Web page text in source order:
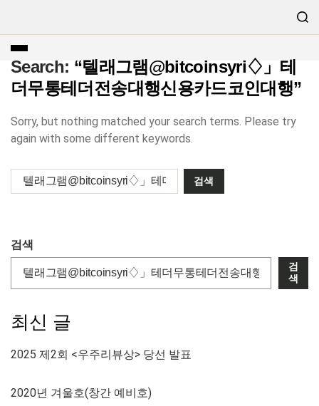
Search: “텔래그램@bitcoinsyri♢」테
더무통테더전송대행신용카드코인대행”
Sorry, but nothing matched your search terms. Please try
again with some different keywords.
검색
검
색
최신 글
2025 제2회 <우주리뷰상> 당선 발표
2020년 겨울호(창간 예비호)